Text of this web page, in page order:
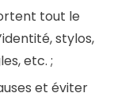
tout le
stylos,
etc. ;
et éviter